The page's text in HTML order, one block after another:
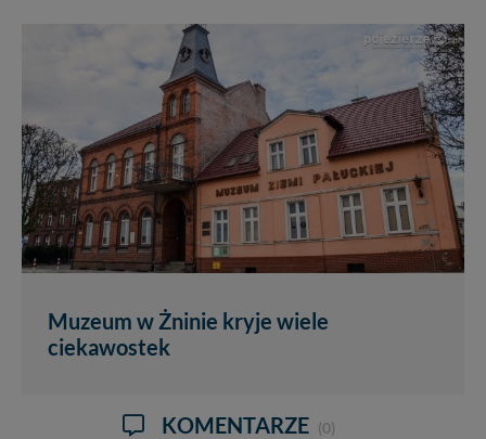
Muzeum w Żninie kryje wiele
ciekawostek
KOMENTARZE (0)